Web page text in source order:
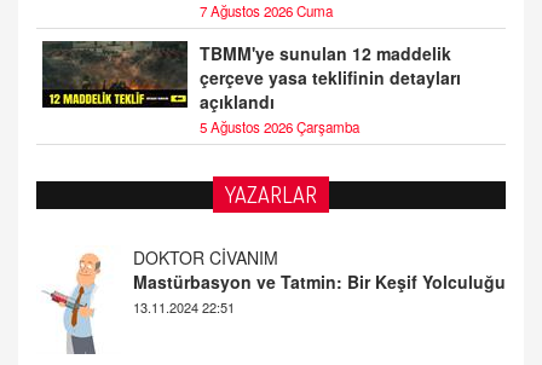
7 Ağustos 2026 Cuma
TBMM'ye sunulan 12 maddelik
çerçeve yasa teklifinin detayları
açıklandı
5 Ağustos 2026 Çarşamba
YAZARLAR
ALİ EFENDİ
Adana At Yarışı Tahminleri | 21 Aralık
Cumartesi